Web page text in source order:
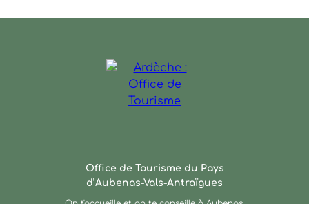
Office de Tourisme du Pays
d’Aubenas-Vals-Antraïgues